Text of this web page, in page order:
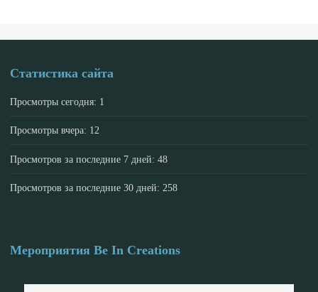
Статистика сайта
Просмотры сегодня: 1
Просмотры вчера: 12
Просмотров за последние 7 дней:48
Просмотров за последние 30 дней: 258
Мероприятия Be In Creations